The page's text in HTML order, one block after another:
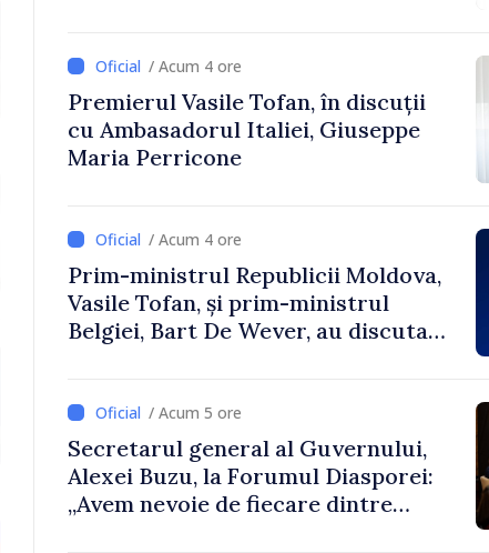
/ Acum 4 ore
Premierul Vasile Tofan, în discuții
cu Ambasadorul Italiei, Giuseppe
Maria Perricone
/ Acum 4 ore
Prim-ministrul Republicii Moldova,
Vasile Tofan, și prim-ministrul
Belgiei, Bart De Wever, au discutat
/ Acum 5 ore
Secretarul general al Guvernului,
Alexei Buzu, la Forumul Diasporei:
„Avem nevoie de fiecare dintre